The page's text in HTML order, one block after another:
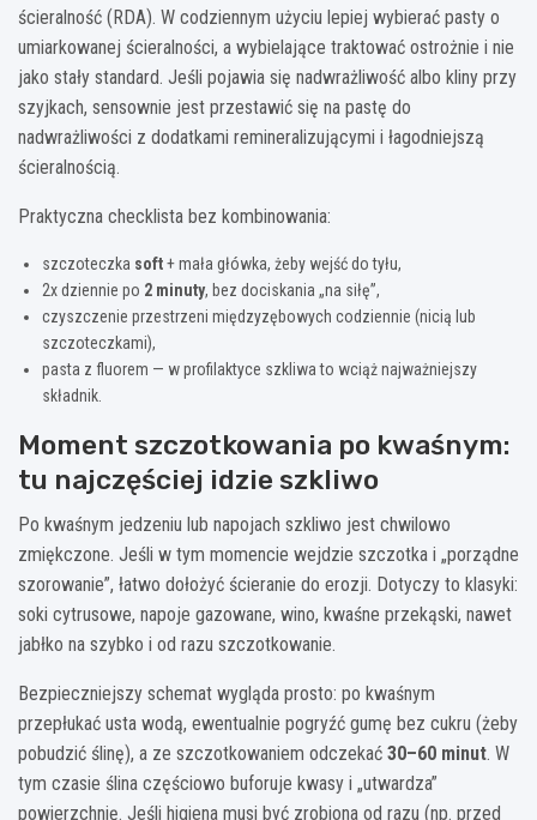
ścieralność (RDA). W codziennym użyciu lepiej wybierać pasty o
umiarkowanej ścieralności, a wybielające traktować ostrożnie i nie
jako stały standard. Jeśli pojawia się nadwrażliwość albo kliny przy
szyjkach, sensownie jest przestawić się na pastę do
nadwrażliwości z dodatkami remineralizującymi i łagodniejszą
ścieralnością.
Praktyczna checklista bez kombinowania:
szczoteczka soft+ mała główka, żeby wejść do tyłu,
2x dziennie po 2 minuty, bez dociskania „na siłę”,
czyszczenie przestrzeni międzyzębowych codziennie (nicią lub
szczoteczkami),
pasta z fluorem — w profilaktyce szkliwa to wciąż najważniejszy
składnik.
Moment szczotkowania po kwaśnym:
tu najczęściej idzie szkliwo
Po kwaśnym jedzeniu lub napojach szkliwo jest chwilowo
zmiękczone. Jeśli w tym momencie wejdzie szczotka i „porządne
szorowanie”, łatwo dołożyć ścieranie do erozji. Dotyczy to klasyki:
soki cytrusowe, napoje gazowane, wino, kwaśne przekąski, nawet
jabłko na szybko i od razu szczotkowanie.
Bezpieczniejszy schemat wygląda prosto: po kwaśnym
przepłukać usta wodą, ewentualnie pogryźć gumę bez cukru (żeby
pobudzić ślinę), a ze szczotkowaniem odczekać 30–60 minut. W
tym czasie ślina częściowo buforuje kwasy i „utwardza”
powierzchnię. Jeśli higiena musi być zrobiona od razu (np. przed